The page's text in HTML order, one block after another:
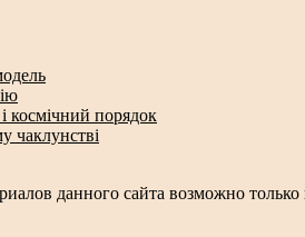
космічний порядок
чаклунстві
данного сайта возможно